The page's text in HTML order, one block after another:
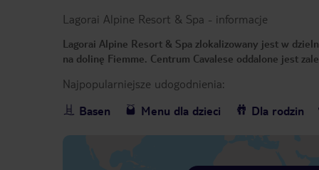
Lagorai Alpine Resort & Spa - informacje
Lagorai Alpine Resort & Spa zlokalizowany jest w
na dolinę Fiemme. Centrum Cavalese oddalone jest
Najpopularniejsze udogodnienia:
Basen
Menu dla dzieci Dla rodzin